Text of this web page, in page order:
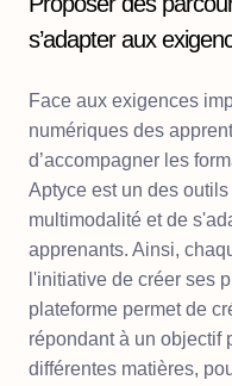
s’adapter aux
Face aux exigences
numériques des
d’accompagner les
Aptyce est un des
multimodalité et de
apprenants. Ainsi,
l'initiative de créer ses
plateforme permet de
répondant à un objectif
différentes matières,